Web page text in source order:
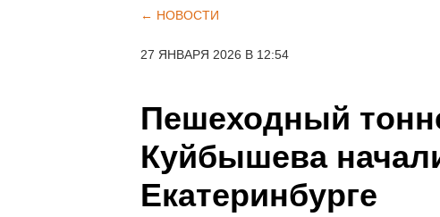
Челябинск
← НОВОСТИ
27 ЯНВАРЯ 2026 В 12:54
Пешеходный
Куйбышева
Екатеринбурге